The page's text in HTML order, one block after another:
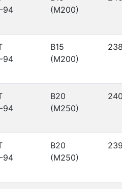
94
(М200)
94
В15
(М200)
94
В20
(М250)
94
В20
(М250)